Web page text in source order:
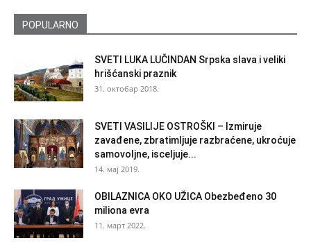
POPULARNO
SVETI LUKA LUČINDAN Srpska slava i veliki
hrišćanski praznik
31. октобар 2018.
SVETI VASILIJE OSTROŠKI – Izmiruje
zavađene, zbratimljuje razbraćene, ukroćuje
samovoljne, isceljuje...
14. мај 2019.
OBILAZNICA OKO UŽICA Obezbeđeno 30
miliona evra
11. март 2022.